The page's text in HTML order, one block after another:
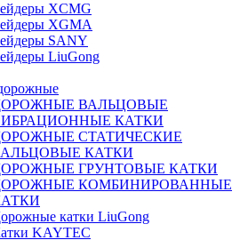
XCMG
XGMA
SANY
LiuGong
ВАЛЬЦОВЫЕ
КАТКИ
СТАТИЧЕСКИЕ
КАТКИ
ГРУНТОВЫЕ КАТКИ
КОМБИНИРОВАННЫЕ
катки LiuGong
KAYTEC